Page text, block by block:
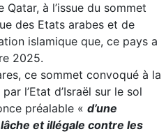
à l’issue du sommet
des Etats arabes et de
islamique que, ce pays a
2025.
ce sommet convoqué à la
l’Etat d’Israël sur le sol
préalable « d’une
et illégale contre les